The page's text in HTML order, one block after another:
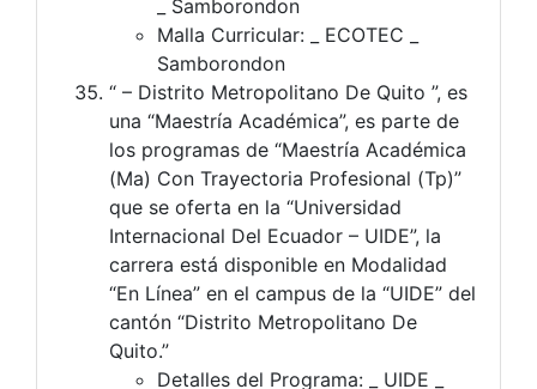
_ Samborondon
Malla Curricular: _ ECOTEC _
Samborondon
“ – Distrito Metropolitano De Quito ”, es
una “Maestría Académica”, es parte de
los programas de “Maestría Académica
(Ma) Con Trayectoria Profesional (Tp)”
que se oferta en la “Universidad
Internacional Del Ecuador – UIDE”, la
carrera está disponible en Modalidad
“En Línea” en el campus de la “UIDE” del
cantón “Distrito Metropolitano De
Quito.”
Detalles del Programa: _ UIDE _